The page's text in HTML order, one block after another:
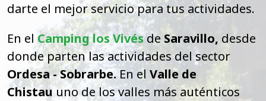
darte el mejor servicio para tus actividades.
En el Camping los Vivésde Saravillo, desde
donde parten las actividades del sector
Ordesa - Sobrarbe.En el Valle de
Chistau uno de los valles más auténticos